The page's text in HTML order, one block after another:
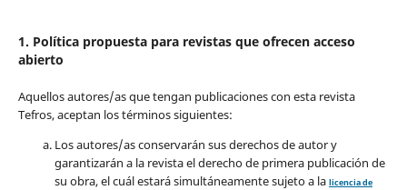
1. Política propuesta para revistas que ofrecen acceso
abierto
Aquellos autores/as que tengan publicaciones con esta revista
Tefros, aceptan los términos siguientes:
Los autores/as conservarán sus derechos de autor y
garantizarán a la revista el derecho de primera publicación de
su obra, el cuál estará simultáneamente sujeto a la licencia de